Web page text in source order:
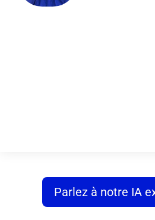
Parlez à notre IA